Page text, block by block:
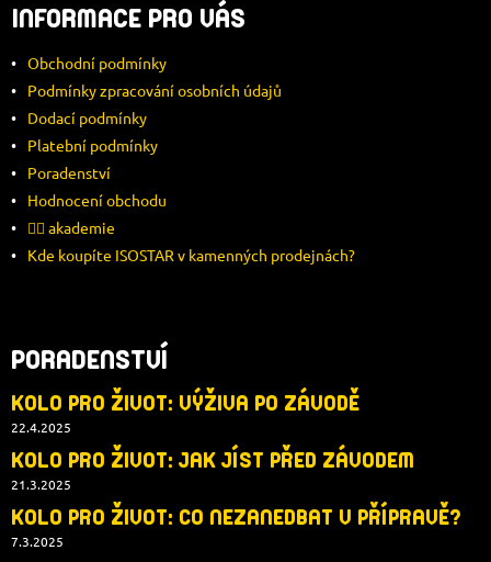
P
A
T
INFORMACE PRO VÁS
Obchodní podmínky
Podmínky zpracování osobních údajů
Dodací podmínky
Platební podmínky
Poradenství
Hodnocení obchodu
🚴‍♂️ akademie
Kde koupíte ISOSTAR v kamenných prodejnách?
PORADENSTVÍ
KOLO PRO ŽIVOT: VÝŽIVA PO ZÁVODĚ
22.4.2025
KOLO PRO ŽIVOT: JAK JÍST PŘED ZÁVODEM
21.3.2025
KOLO PRO ŽIVOT: CO NEZANEDBAT V PŘÍPRAVĚ?
7.3.2025